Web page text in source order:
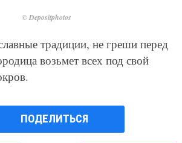
© Depositphotos
традиции, не греши перед
возьмет всех под свой
ПОДЕЛИТЬСЯ